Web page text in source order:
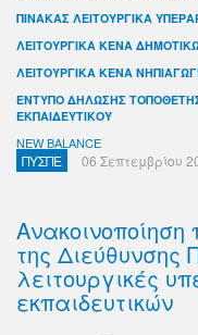
ΠΙΝΑΚΑΣ ΛΕΙΤΟΥΡΓΙΚΑ
ΛΕΙΤΟΥΡΓΙΚΑ KENA
ΛΕΙΤΟΥΡΓΙΚΑ ΚΕΝΑ
ΕΝΤΥΠΟ ΔΗΛΩΣΗΣ
ΕΚΠΑΙΔΕΥΤΙΚΟΥ
NEW BALANCE
ΠΥΣΠΕ 06 Σεπτεμβρίου
της
λειτουργικές
εκπαιδευτικών